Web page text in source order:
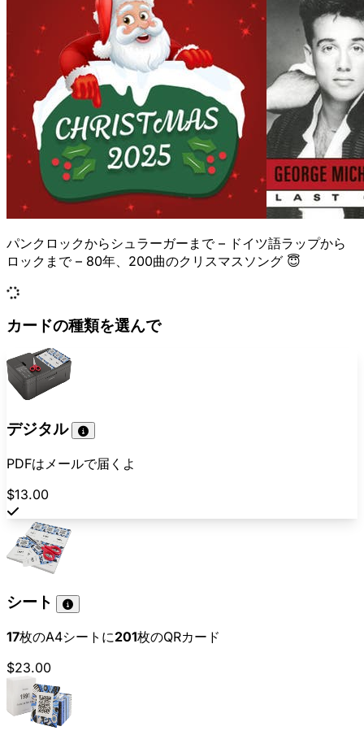
パンクロックからシュラーガーまで – ドイツ語ラップから
ロックまで – 80年、200曲のクリスマスソング 😇
カードの種類を選んで
デジタル
PDFはメールで届くよ
$13.00
シート
17枚のA4シートに201枚のQRカード
$23.00